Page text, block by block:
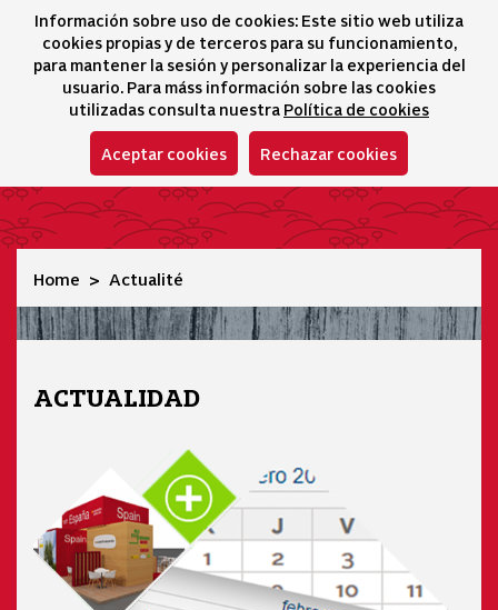
Información sobre uso de cookies: Este sitio web utiliza
cookies propias y de terceros para su funcionamiento,
para mantener la sesión y personalizar la experiencia del
usuario. Para máss información sobre las cookies
utilizadas consulta nuestra Política de cookies
Aceptar cookies Rechazar cookies
Sélecteur de
icono
Actualité
Home Actualité
ACTUALIDAD